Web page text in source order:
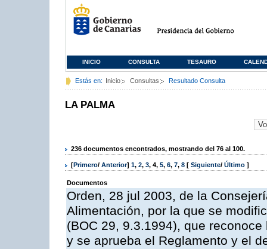
INICIO CONSULTA TESAURO
Estás en: Inicio Consultas Resultado Consulta
LA PALMA
236 documentos encontrados, mostrando del 76 al 100.
[Primero/ Anterior] 1, 2, 3, 4, 5, 6, 7, 8 [ Siguiente/ Último ]
Documentos
Orden, 28 jul 2003, de la
Alimentación, por la que se
(BOC 29, 9.3.1994), que
y se aprueba el Reglamento y el